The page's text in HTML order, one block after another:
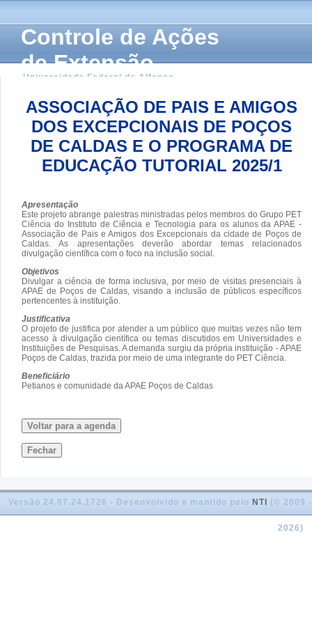
Controle de Ações
de Extensão
Universidade Federal de Alfenas
ASSOCIAÇÃO DE PAIS E AMIGOS
DOS EXCEPCIONAIS DE POÇOS
DE CALDAS E O PROGRAMA DE
EDUCAÇÃO TUTORIAL 2025/1
Apresentação
Este projeto abrange palestras ministradas pelos membros do Grupo PET
Ciência do Instituto de Ciência e Tecnologia para os alunos da APAE -
Associação de Pais e Amigos dos Excepcionais da cidade de Poços de
Caldas. As apresentações deverão abordar temas relacionados
divulgação científica com o foco na inclusão social.
Objetivos
Divulgar a ciência de forma inclusiva, por meio de visitas presenciais à
APAE de Poços de Caldas, visando a inclusão de públicos específicos
pertencentes à instituição.
Justificativa
O projeto de justifica por atender a um público que muitas vezes não tem
acesso à divulgação científica ou temas discutidos em Universidades e
Instituições de Pesquisas. A demanda surgiu da própria instituição - APAE
Poços de Caldas, trazida por meio de uma integrante do PET Ciência.
Beneficiário
Petianos e comunidade da APAE Poços de Caldas
Voltar para a agenda
Fechar
Versão 24.07.24.1726 - Desenvolvido e mantido pelo NTI (© 2009 -
2026)